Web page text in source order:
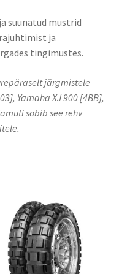
suunatud mustrid
ja
tingimustes.
järgmistele
Yamaha XJ 900 [4BB],
sobib see rehv